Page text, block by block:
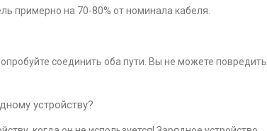
примерно на 70-80% от номинала кабеля.
соединить оба пути. Вы не можете повредить
устройству?